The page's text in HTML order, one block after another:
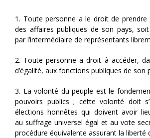
1. Toute personne a le droit de
des affaires publiques de son pays,
par l’intermédiaire de représentants
2. Toute personne a droit à accéder,
d’égalité, aux fonctions publiques de son
3. La volonté du peuple est le
pouvoirs publics ; cette volonté doit
élections honnêtes qui doivent avoir
au suffrage universel égal et au vote
procédure équivalente assurant la liberté